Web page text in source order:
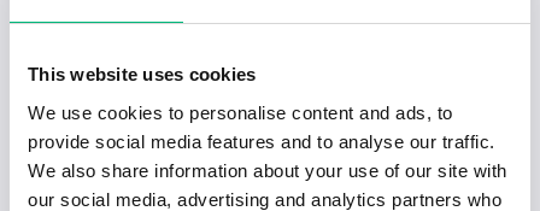
This website uses cookies
We use cookies to personalise content and ads, to
provide social media features and to analyse our traffic.
We also share information about your use of our site with
our social media, advertising and analytics partners who
verksamhetsledare i Finspång
Food & Beverage Manager
ISS FACILITY SERVICES AB